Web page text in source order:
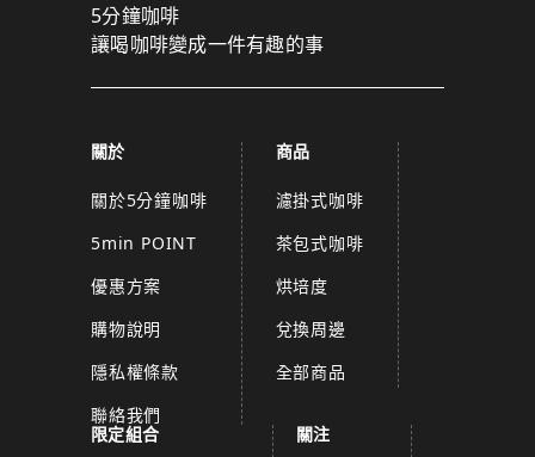
5分鐘咖啡
讓喝咖啡變成一件有趣的事
關於
關於5分鐘咖啡
5min POINT
優惠方案
購物說明
隱私權條款
聯絡我們
商品
濾掛式咖啡
茶包式咖啡
烘培度
兌換周邊
全部商品
限定組合 關注